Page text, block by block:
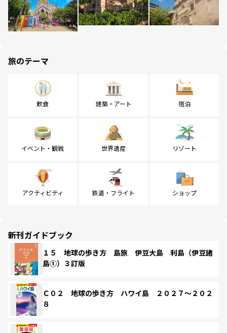
旅のテーマ
飲食 建築・アート 宿泊
イベント・観戦 世界遺産 リゾート
アクティビティ 鉄道・フライト ショップ
新刊ガイドブック
１５ 地球の歩き方 島旅 伊豆大島 利島（伊豆諸
島①）３訂版
Ｃ０２ 地球の歩き方 ハワイ島 ２０２７～２０２
８